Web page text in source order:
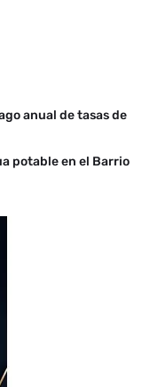
anual de tasas de
potable en el Barrio